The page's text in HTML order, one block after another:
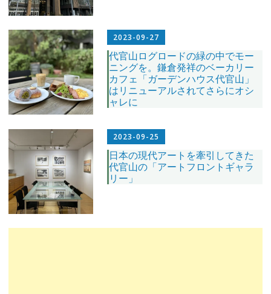
2023-09-27
代官山ログロードの緑の中でモー
ニングを。鎌倉発祥のベーカリー
カフェ「ガーデンハウス代官山」
はリニューアルされてさらにオシ
ャレに
2023-09-25
日本の現代アートを牽引してきた
代官山の「アートフロントギャラ
リー」